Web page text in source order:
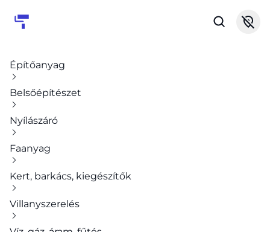
Építőanyag
Belsőépítészet
Nyílászáró
Faanyag
Kert, barkács, kiegészítők
Villanyszerelés